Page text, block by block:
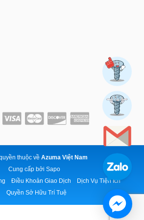
thuộc về Azuma Việt Nam
Cung cấp bởi Sapo
Điều Khoản Giao Dịch
Dịch Vụ Tiện Ích
Quyền Sở Hữu Trí Tuệ